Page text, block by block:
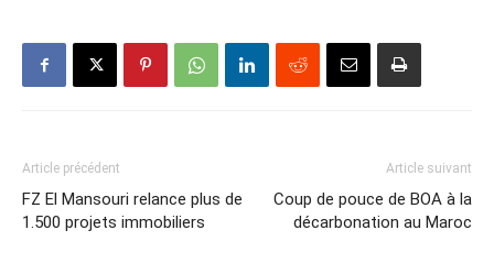
Article précédent
FZ El Mansouri relance plus de
1.500 projets immobiliers
Article suivant
Coup de pouce de BOA à la
décarbonation au Maroc